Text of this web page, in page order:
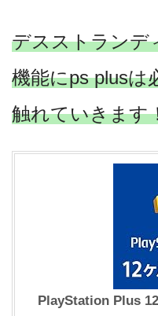
デスストランデ
機能にps plusは
触れていきます
PlayStation Plus